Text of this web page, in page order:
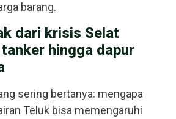
barang.
dari krisis Selat
hingga dapur
sering bertanya: mengapa
Teluk bisa memengaruhi